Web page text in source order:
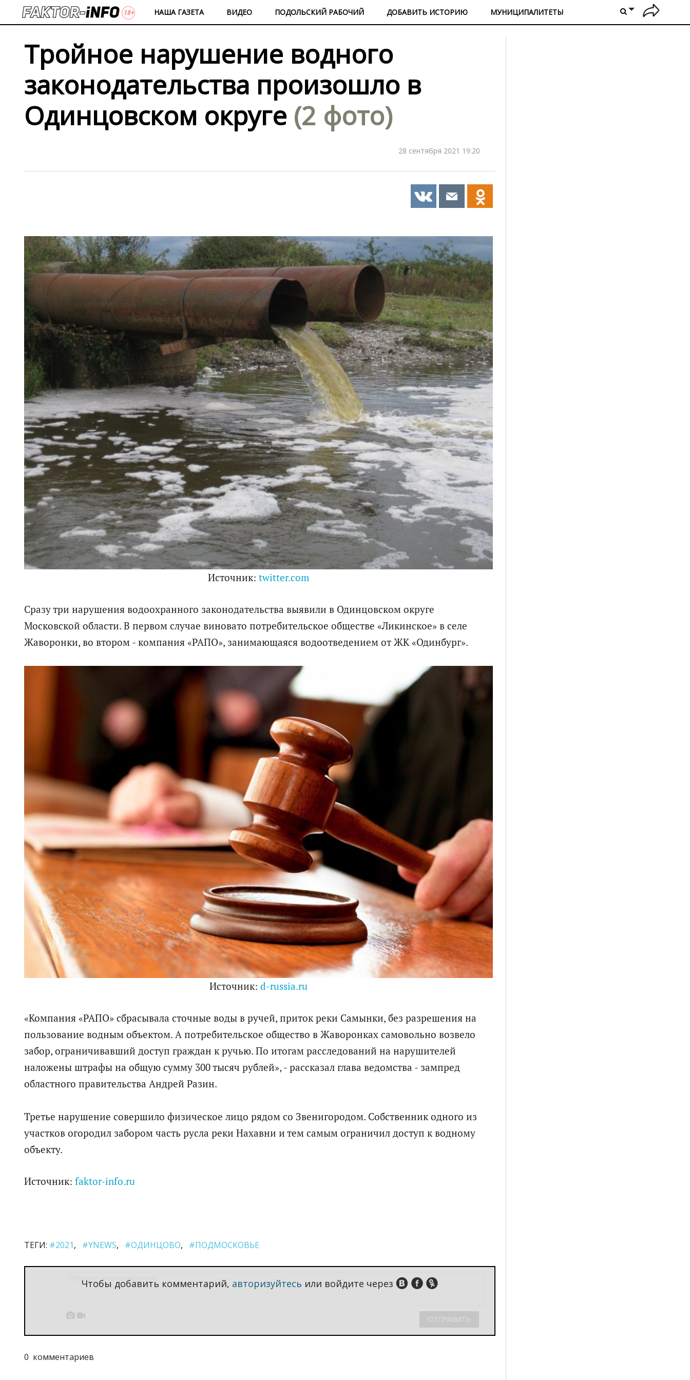
НАША ГАЗЕТА ВИДЕО ПОДОЛЬСКИЙ РАБОЧИЙ ДОБАВИТЬ ИСТОРИЮ МУНИЦИПАЛИТЕТЫ
Тройное нарушение водного
законодательства произошло в
Одинцовском округе (2 фото)
28 сентября 2021 19:20
Источник: twitter.com
Сразу три нарушения водоохранного законодательства выявили в Одинцовском округе
Московской области. В первом случае виновато потребительское обществе «Ликинское» в селе
Жаворонки, во втором - компания «РАПО», занимающаяся водоотведением от ЖК «Одинбург».
Источник: d-russia.ru
«Компания «РАПО» сбрасывала сточные воды в ручей, приток реки Самынки, без разрешения на
пользование водным объектом. А потребительское общество в Жаворонках самовольно возвело
забор, ограничивавший доступ граждан к ручью. По итогам расследований на нарушителей
наложены штрафы на общую сумму 300 тысяч рублей», - рассказал глава ведомства - зампред
областного правительства Андрей Разин.
Третье нарушение совершило физическое лицо рядом со Звенигородом. Собственник одного из
участков огородил забором часть русла реки Нахавни и тем самым ограничил доступ к водному
объекту.
Источник: faktor-info.ru
ТЕГИ: #2021 #YNEWS #ОДИНЦОВО #ПОДМОСКОВЬЕ
Чтобы добавить комментарий, авторизуйтесь или войдите через
 
0 комментариев